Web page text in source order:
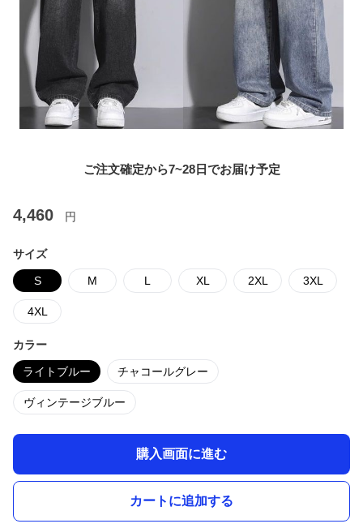
ご注文確定から7~28日でお届け予定
4,460 円
サイズ
S M L XL 2XL 3XL
4XL
カラー
ライトブルー チャコールグレー
ヴィンテージブルー
購入画面に進む
カートに追加する